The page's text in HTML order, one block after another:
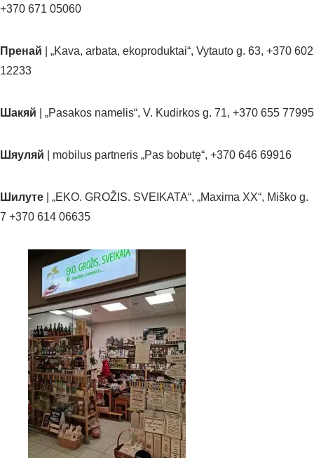
+370 671 05060
Пренай | „Kava, arbata, ekoproduktai“, Vytauto g. 63, +370 602
12233
Шакяй | „Pasakos namelis“, V. Kudirkos g. 71, +370 655 77995
Шяуляй | mobilus partneris „Pas bobutę“, +370 646 69916
Шилуте | „EKO. GROŽIS. SVEIKATA“, „Maxima XX“, Miško g.
7 +370 614 06635